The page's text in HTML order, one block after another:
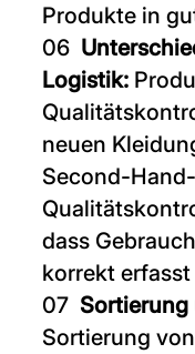
Produkte in
Logistik:
neuen
Second-
dass
korrekt
Sortierung
Sortierung